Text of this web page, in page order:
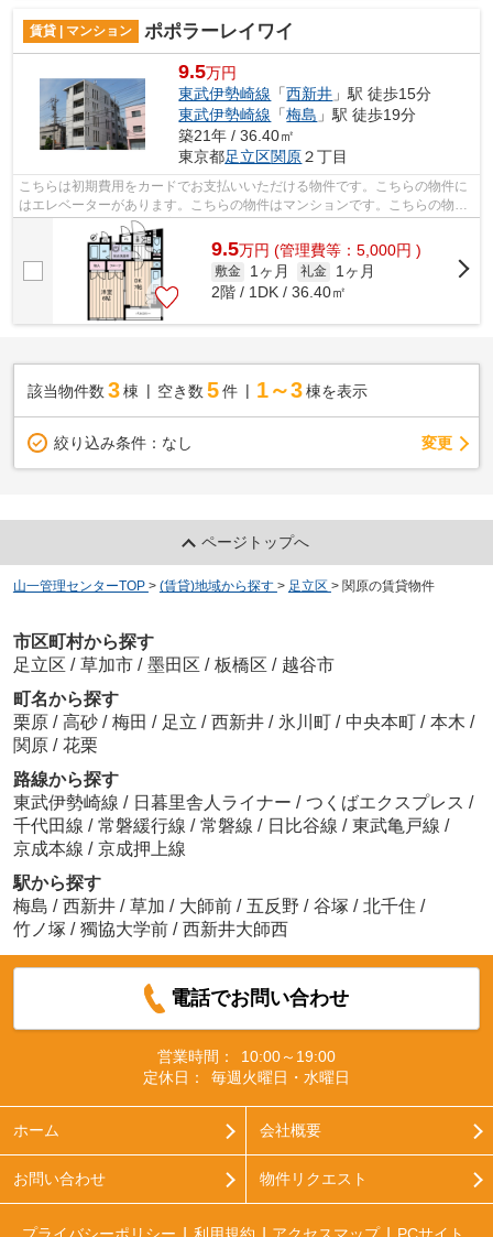
賃貸 | マンション ポポラーレイワイ
9.5万円
東武伊勢崎線 「西新井 」駅 徒歩15分
東武伊勢崎線 「梅島 」駅 徒歩19分
築21年 / 36.40㎡
東京都足立区関原２丁目
こちらは初期費用をカードでお支払いいただける物件です。こちらの物件に
はエレベーターがあります。こちらの物件はマンションです。こちらの物件
は駅まで徒歩で15分で到着します。東...
9.5万円 (管理費等：5,000円 )
敷金 1ヶ月 礼金
1ヶ月
2階 / 1DK / 36.40㎡
該当物件数 3棟 空き数 5 件 1～3 棟を表示
絞り込み条件： なし 変更
ページトップへ
山一管理センターTOP > (賃貸)地域から探す > 足立区 > 関原の賃貸物件
市区町村から探す
足立区 / 草加市 / 墨田区 / 板橋区 / 越谷市
町名から探す
栗原 / 高砂 / 梅田 / 足立 / 西新井 / 氷川町 / 中央本町 / 本木 /
関原 / 花栗
路線から探す
東武伊勢崎線 / 日暮里舎人ライナー / つくばエクスプレス /
千代田線 / 常磐緩行線 / 常磐線 / 日比谷線 / 東武亀戸線 /
京成本線 / 京成押上線
駅から探す
梅島 / 西新井 / 草加 / 大師前 / 五反野 / 谷塚 / 北千住 /
竹ノ塚 / 獨協大学前 / 西新井大師西
電話でお問い合わせ
営業時間：
10:00～19:00
定休日：
毎週火曜日・水曜日
ホーム 会社概要
お問い合わせ 物件リクエスト